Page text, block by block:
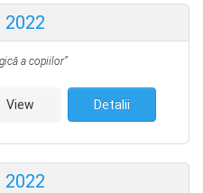
2022
a copiilor”
View Detalii
2022